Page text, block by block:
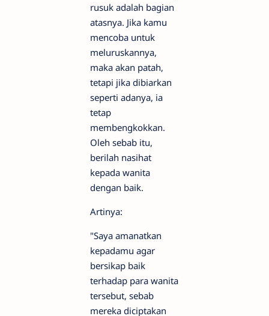
rusuk adalah bagian
atasnya. Jika kamu
mencoba untuk
meluruskannya,
maka akan patah,
tetapi jika dibiarkan
seperti adanya, ia
tetap
membengkokkan.
Oleh sebab itu,
berilah nasihat
kepada wanita
dengan baik.
Artinya:
"Saya amanatkan
kepadamu agar
bersikap baik
terhadap para wanita
tersebut, sebab
mereka diciptakan